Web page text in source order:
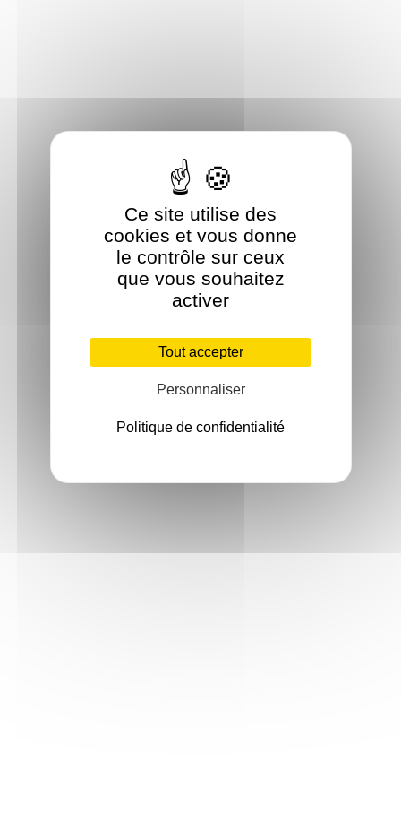
Ce site utilise des
cookies et vous donne
le contrôle sur ceux
que vous souhaitez
activer
Tout accepter
Personnaliser
Politique de confidentialité